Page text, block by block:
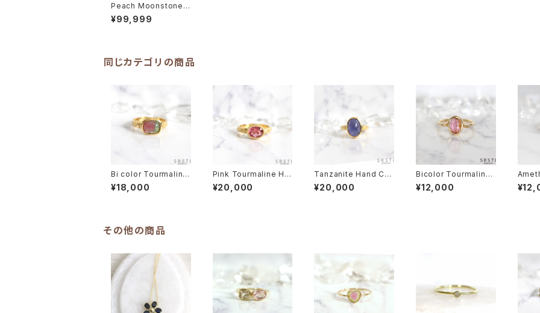
Peach Moonstone K
18GP RingA
¥99,999
同じカテゴリの商品
Bi color Tourmaline
Hand Carving K18G
P Ring
¥18,000
Pink Tourmaline Ha
nd Carving K18GP R
ing
¥20,000
Tanzanite Hand Car
ving K18GP Ring
¥20,000
Bicolor Tourmaline
K18GP Ring D
¥12,000
GP
その他の商品